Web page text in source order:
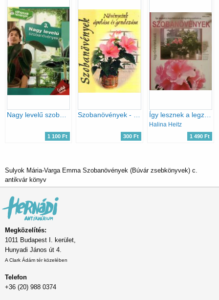
Nagy levelű szobanövények (Otthonunk növényei 3.)
1 100 Ft
Szobanövények - Növényeink ápolása és gondozása
300 Ft
Így lesznek a legzöldebbek és legvirágosabbak... A szobanövények (Nagy növénytanácsadó)
Halina Heitz
1 490 Ft
Sulyok Mária-Varga Emma Szobanövények (Búvár zsebkönyvek) c.
antikvár könyv
Megközelítés:
1011 Budapest I. kerület,
Hunyadi János út 4.
A Clark Ádám tér közelében
Telefon
+36 (20) 988 0374